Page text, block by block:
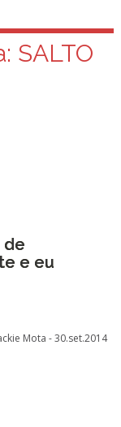
SALTO
de
e eu
Mota -30.set.2014